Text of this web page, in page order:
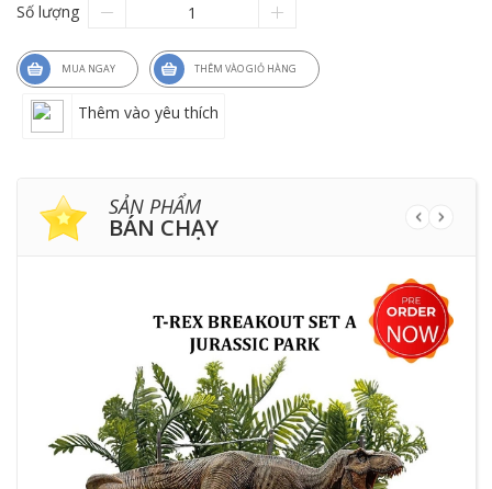
Số lượng
MUA NGAY THÊM VÀO GIỎ HÀNG
Thêm vào yêu thích
SẢN PHẨM
BÁN CHẠY